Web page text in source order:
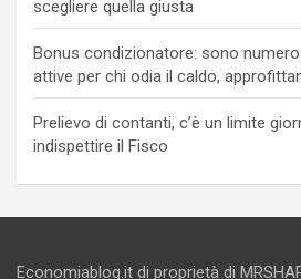
scegliere quella giusta
Bonus condizionatore: sono
attive per chi odia il caldo,
Prelievo di contanti, c’è un limite
indispettire il Fisco
Economiablog.it di proprietà di